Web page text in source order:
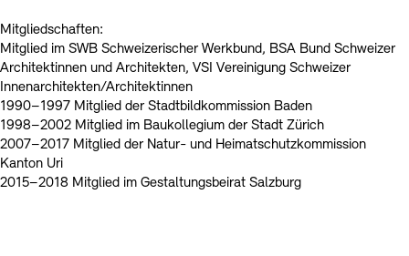
Mitgliedschaften:
Mitglied im SWB Schweizerischer Werkbund, BSA Bund Schweizer
Architektinnen und Architekten, VSI Vereinigung Schweizer
Innenarchitekten/Architektinnen
1990–1997 Mitglied der Stadtbildkommission Baden
1998–2002 Mitglied im Baukollegium der Stadt Zürich
2007–2017 Mitglied der Natur- und Heimatschutzkommission
Kanton Uri
2015–2018 Mitglied im Gestaltungsbeirat Salzburg